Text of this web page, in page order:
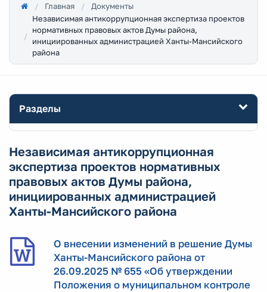
Главная
Документы
Независимая антикоррупционная экспертиза проектов
нормативных правовых актов Думы района,
инициированных администрацией Ханты-Мансийского
района
Разделы
Независимая антикоррупционная
экспертиза проектов нормативных
правовых актов Думы района,
инициированных администрацией
Ханты-Мансийского района
О внесении изменений в решение Думы
Ханты-Мансийского района от
26.09.2025 № 655 «Об утверждении
Положения о муниципальном контроле